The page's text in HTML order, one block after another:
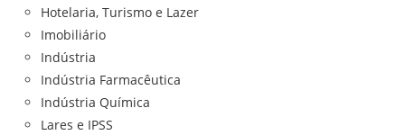
Hotelaria, Turismo e Lazer
Imobiliário
Indústria
Indústria Farmacêutica
Indústria Química
Lares e IPSS